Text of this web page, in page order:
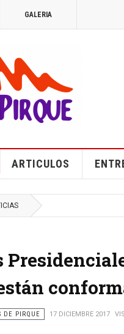
GALERIA
ARTICULOS
DE PIRQUE 17 DICIEMBRE 2017